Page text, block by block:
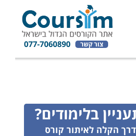
צור קשר 077-7060890
בלימודים?
הקלה לאיתור קורס